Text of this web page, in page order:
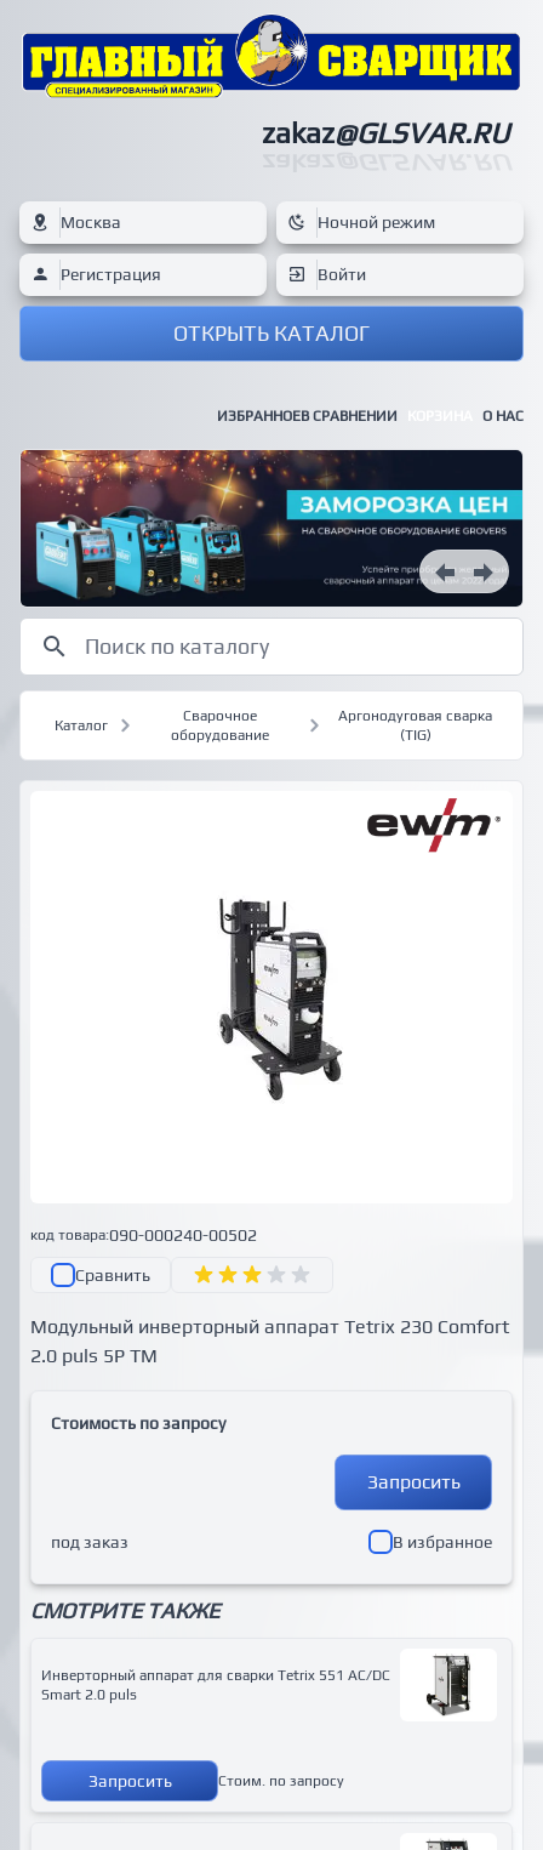
zakaz@GLSVAR.RU
Москва Ночной режим
Регистрация Войти
ОТКРЫТЬ КАТАЛОГ
ИЗБРАННОЕВ СРАВНЕНИИ О НАС
Каталог
Сварочное
оборудование
Аргонодуговая сварка
(TIG)
код товара:090-000240-00502
Сравнить
Модульный инверторный аппарат Tetrix 230 Comfort
2.0 puls 5P TM
Стоимость по запросу
Запросить
под заказ В избранное
СМОТРИТЕ ТАКЖЕ
Инверторный аппарат для сварки Tetrix 551 AC/DC
Smart 2.0 puls
Запросить Стоим. по запросу